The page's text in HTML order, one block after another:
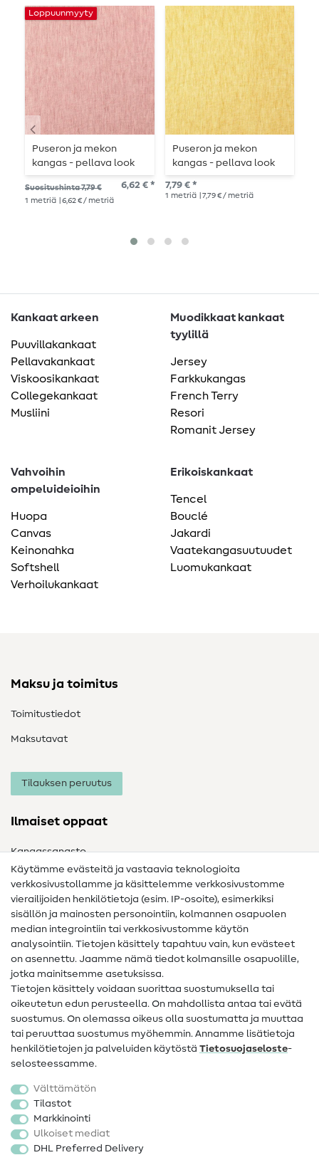
Loppuunmyyty
Puseron ja mekon
kangas - pellava look
melange vanha
vaaleanpunainen
Suositushinta 7,79 € 6,62 € *
1 metriä | 6,62 € / metriä
Puseron ja mekon
kangas - pellava look
melange keltainen
7,79 € *
1 metriä | 7,79 € / metriä
Kankaat arkeen
Puuvillakankaat
Pellavakankaat
Viskoosikankaat
Collegekankaat
Musliini
Muodikkaat kankaat
tyylillä
Jersey
Farkkukangas
French Terry
Resori
Romanit Jersey
Vahvoihin
ompeluideioihin
Huopa
Canvas
Keinonahka
Softshell
Verhoilukankaat
Erikoiskankaat
Tencel
Bouclé
Jakardi
Vaatekangasuutuudet
Luomukankaat
Maksu ja toimitus
Toimitustiedot
Maksutavat
Tilauksen peruutus
Ilmaiset oppaat
Kangassanasto
Ompelusanasto
Ompeluohjeet
Apua ja yhteystiedot
Yhteystiedot
Tietoa omistajanvaihdoksesta
Peruutusoikeus
Suosittu
Kankaat
Ompelutarvikkeet
Ale
Käytämme evästeitä ja vastaavia teknologioita
verkkosivustollamme ja käsittelemme verkkosivustomme
vierailijoiden henkilötietoja (esim. IP-osoite), esimerkiksi
sisällön ja mainosten personointiin, kolmannen osapuolen
median integrointiin tai verkkosivustomme käytön
analysointiin. Tietojen käsittely tapahtuu vain, kun evästeet
on asennettu. Jaamme nämä tiedot kolmansille osapuolille,
jotka mainitsemme asetuksissa.
Tietojen käsittely voidaan suorittaa suostumuksella tai
oikeutetun edun perusteella. On mahdollista antaa tai evätä
suostumus. On olemassa oikeus olla suostumatta ja muuttaa
tai peruuttaa suostumus myöhemmin. Annamme lisätietoja
henkilötietojen ja palveluiden käytöstä Tietosuojaseloste-
selosteessamme.
Välttämätön
Tilastot
Markkinointi
Ulkoiset mediat
DHL Preferred Delivery